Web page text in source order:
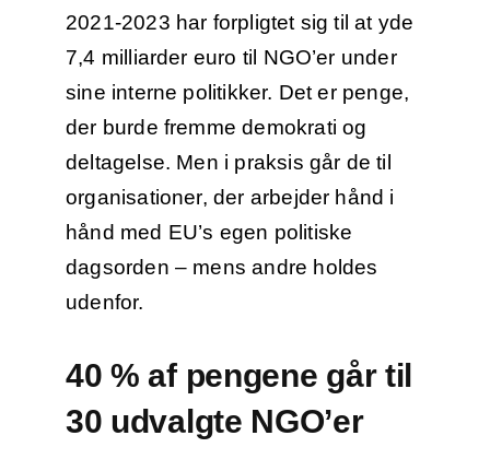
2021-2023 har forpligtet sig til at yde
7,4 milliarder euro til NGO’er under
sine interne politikker. Det er penge,
der burde fremme demokrati og
deltagelse. Men i praksis går de til
organisationer, der arbejder hånd i
hånd med EU’s egen politiske
dagsorden – mens andre holdes
udenfor.
40 % af pengene går til
30 udvalgte NGO’er